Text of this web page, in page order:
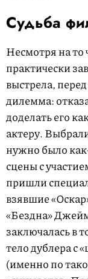
Судьба
Несмотря на то
практически
выстрела,
дилемма:
доделать его
актеру.
нужно было
сцены с
пришли
взявшие
«Бездна»
заключалась в
тело дублера
(именно по